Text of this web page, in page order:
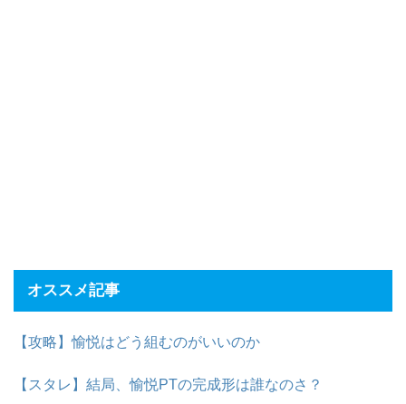
オススメ記事
【攻略】愉悦はどう組むのがいいのか
【スタレ】結局、愉悦PTの完成形は誰なのさ？